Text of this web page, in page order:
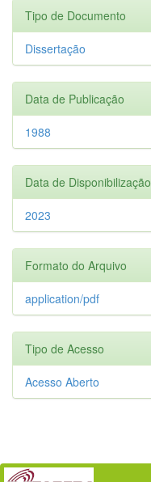
Tipo de Documento
Dissertação
Data de Publicação
1988
Data de Disponibilização
2023
Formato do Arquivo
application/pdf
Tipo de Acesso
Acesso Aberto